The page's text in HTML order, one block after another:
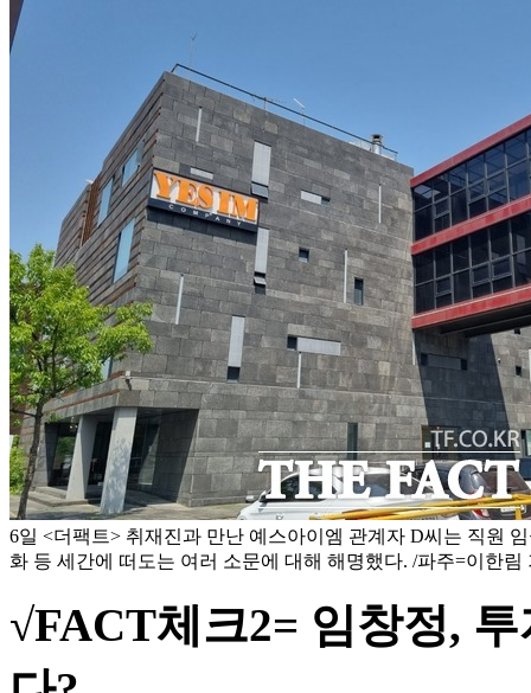
6일 <더팩트> 취재진과 만난 예스아이엠 관계자 D씨는 직원
화 등 세간에 떠도는 여러 소문에 대해 해명했다. /파주=이한림
√FACT체크2= 임창정,